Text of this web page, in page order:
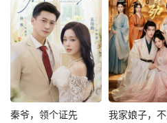
秦爷，领个证先